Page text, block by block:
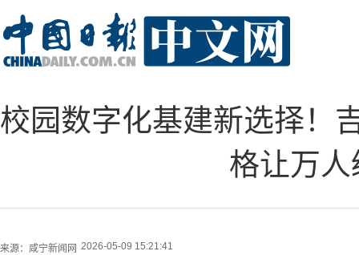
校园数字化基建新选择！
格让万
来源： 咸宁新闻网 2026-05-09 15:21:41